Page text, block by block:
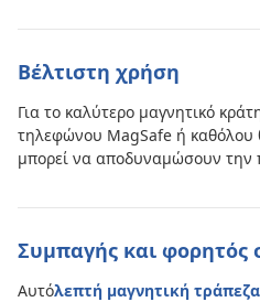
Βέλτιστη χρήση
Για το καλύτερο μαγνητικό
τηλεφώνου MagSafe ή καθόλου
μπορεί να αποδυναμώσουν την
Συμπαγής και φορητός
Αυτόλεπτή μαγνητική